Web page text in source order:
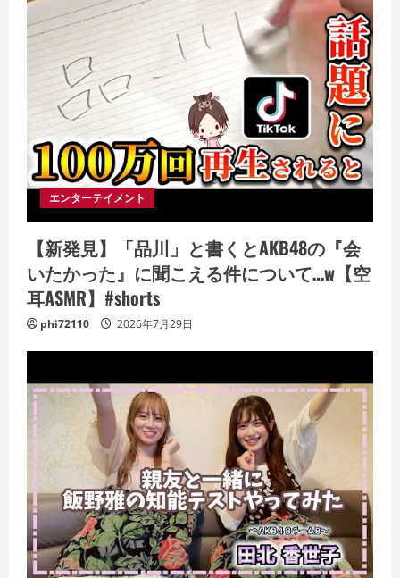
エンターテイメント
【新発見】「品川」と書くとAKB48の『会
いたかった』に聞こえる件について…w【空
耳ASMR】#shorts
phi72110 2026年7月29日